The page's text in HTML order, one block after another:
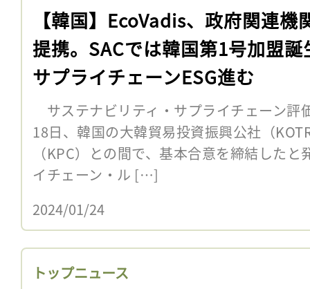
【韓国】EcoVadis、政府関連機
提携。SACでは韓国第1号加盟誕
サプライチェーンESG進む
サステナビリティ・サプライチェーン評
18日、韓国の大韓貿易投資振興公社（
（KPC）との間で、基本合意を締結した
イチェーン・ル […]
2024/01/24
トップニュース